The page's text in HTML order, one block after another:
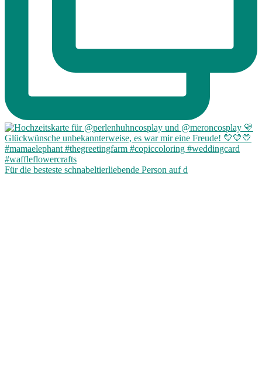
Für die besteste schnabeltierliebende Person auf d